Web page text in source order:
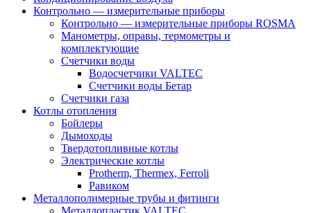
Контрольно — измерительные приборы
Контрольно — измерительные приборы ROSMA
Манометры, оправы, термометры и
комплектующие
Счетчики воды
Водосчетчики VALTEC
Счетчики воды Бетар
Счетчики газа
Котлы отопления
Бойлеры
Дымоходы
Твердотопливные котлы
Электрические котлы
Protherm, Thermex, Ferroli
Равиком
Металлополимерные трубы и фитинги
Металлопластик VALTEC